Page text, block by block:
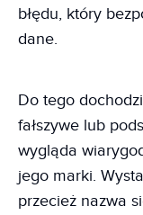
błędu, który
dane.
Do tego
fałszywe lub
wygląda
jego marki.
przecież nazwa